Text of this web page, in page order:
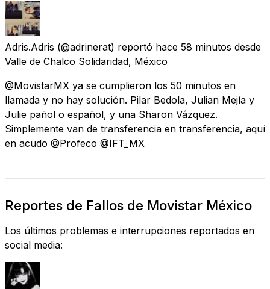
Adris.Adris (@adrinerat) reportó hace 58 minutos desde
Valle de Chalco Solidaridad, México
@MovistarMX ya se cumplieron los 50 minutos en
llamada y no hay solución. Pilar Bedola, Julian Mejía y
Julie pañol o español, y una Sharon Vázquez.
Simplemente van de transferencia en transferencia, aquí
en acudo @Profeco @IFT_MX
Reportes de Fallos de Movistar México
Los últimos problemas e interrupciones reportados en
social media: